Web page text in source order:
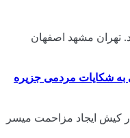
شروع شد. تهران مشهد اصفهان
به شکایات مردمی جزیره
کیش ایجاد مزاحمت میسر